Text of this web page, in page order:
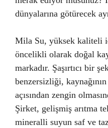
dünyalarına götürecek
Mila Su, yüksek kaliteli
öncelikli olarak doğal
markadır. Şaşırtıcı bir
benzersizliği,
açısından zengin
Şirket, gelişmiş arıtma
mineralli suyun saf ve